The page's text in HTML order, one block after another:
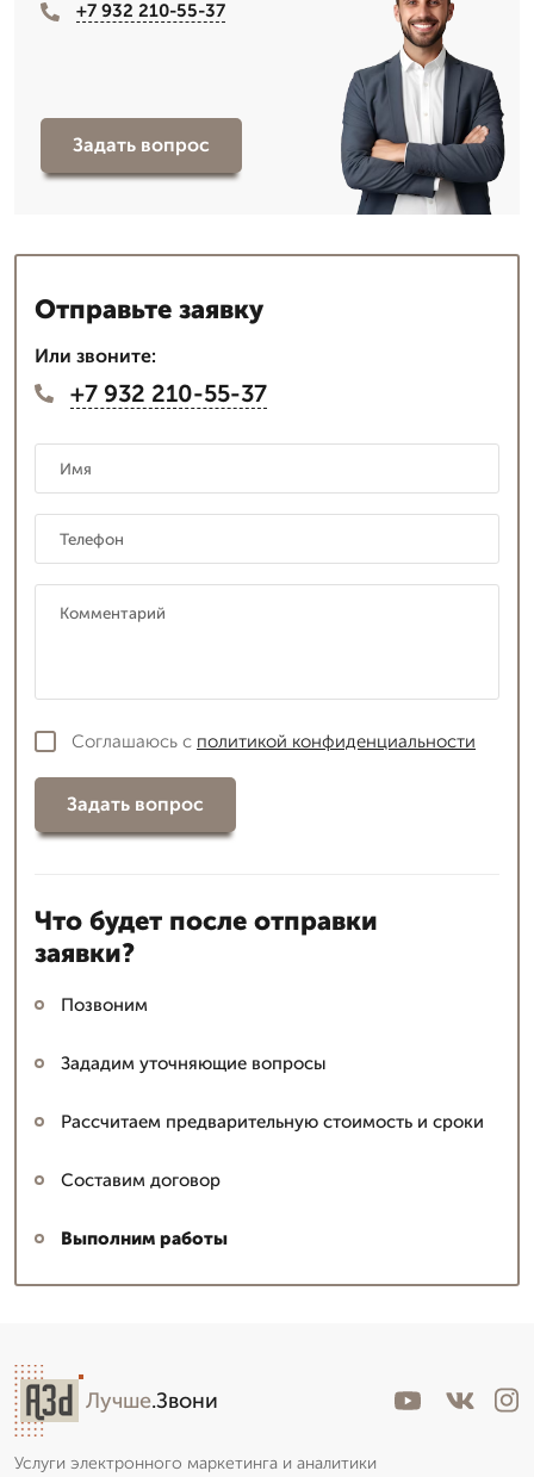
+7 932 210-55-37
Задать вопрос
Отправьте заявку
Или звоните:
+7 932 210-55-37
Соглашаюсь с политикой конфиденциальности
Задать вопрос
Что будет после отправки
заявки?
Позвоним
Зададим уточняющие вопросы
Рассчитаем предварительную стоимость и сроки
Составим договор
Выполним работы
Лучше.Звони
Услуги электронного маркетинга и аналитики